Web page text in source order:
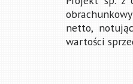
netto,
wartości